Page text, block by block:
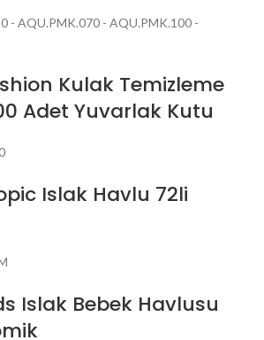
- AQU.PMK.070 - AQU.PMK.100 -
Kulak Temizleme
Adet Yuvarlak Kutu
Islak Havlu 72li
Islak Bebek Havlusu